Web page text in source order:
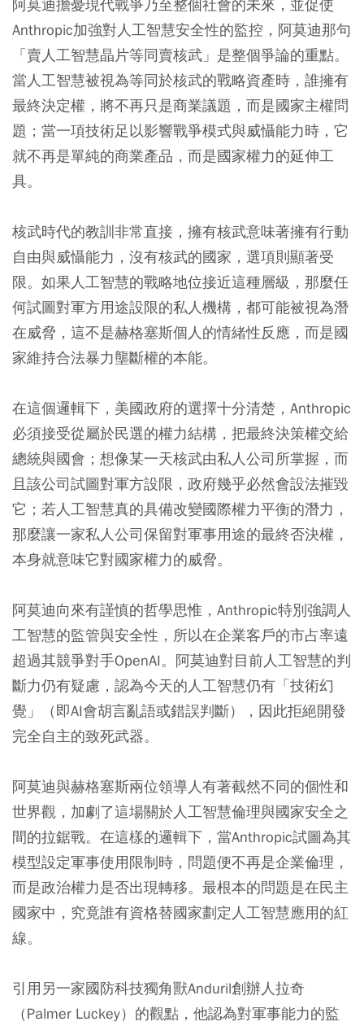
阿莫迪擔憂現代戰爭乃至整個社會的未來，並促使
Anthropic加強對人工智慧安全性的監控，阿莫迪那句
「賣人工智慧晶片等同賣核武」是整個爭論的重點。
當人工智慧被視為等同於核武的戰略資產時，誰擁有
最終決定權，將不再只是商業議題，而是國家主權問
題；當一項技術足以影響戰爭模式與威懾能力時，它
就不再是單純的商業產品，而是國家權力的延伸工
具。
核武時代的教訓非常直接，擁有核武意味著擁有行動
自由與威懾能力，沒有核武的國家，選項則顯著受
限。如果人工智慧的戰略地位接近這種層級，那麼任
何試圖對軍方用途設限的私人機構，都可能被視為潛
在威脅，這不是赫格塞斯個人的情緒性反應，而是國
家維持合法暴力壟斷權的本能。
在這個邏輯下，美國政府的選擇十分清楚，Anthropic
必須接受從屬於民選的權力結構，把最終決策權交給
總統與國會；想像某一天核武由私人公司所掌握，而
且該公司試圖對軍方設限，政府幾乎必然會設法摧毀
它；若人工智慧真的具備改變國際權力平衡的潛力，
那麼讓一家私人公司保留對軍事用途的最終否決權，
本身就意味它對國家權力的威脅。
阿莫迪向來有謹慎的哲學思惟，Anthropic特別強調人
工智慧的監管與安全性，所以在企業客戶的市占率遠
超過其競爭對手OpenAI。阿莫迪對目前人工智慧的判
斷力仍有疑慮，認為今天的人工智慧仍有「技術幻
覺」（即AI會胡言亂語或錯誤判斷），因此拒絕開發
完全自主的致死武器。
阿莫迪與赫格塞斯兩位領導人有著截然不同的個性和
世界觀，加劇了這場關於人工智慧倫理與國家安全之
間的拉鋸戰。在這樣的邏輯下，當Anthropic試圖為其
模型設定軍事使用限制時，問題便不再是企業倫理，
而是政治權力是否出現轉移。最根本的問題是在民主
國家中，究竟誰有資格替國家劃定人工智慧應用的紅
線。
引用另一家國防科技獨角獸Anduril創辦人拉奇
（Palmer Luckey）的觀點，他認為對軍事能力的監